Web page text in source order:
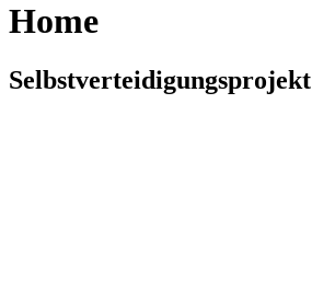
Home
Selbstverteidigungsprojekt